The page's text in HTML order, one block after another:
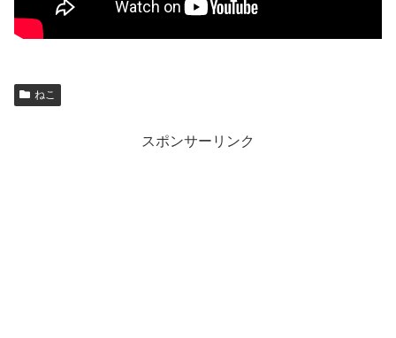
ねこ
スポンサーリンク